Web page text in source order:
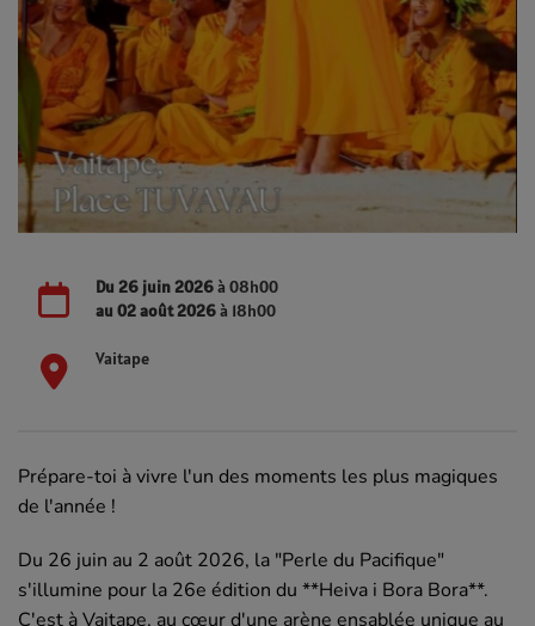
Du 26 juin 2026à 08h00
au 02 août 2026à 18h00
Vaitape
Prépare-toi à vivre l'un des moments les plus magiques
de l'année !
Du 26 juin au 2 août 2026, la "Perle du Pacifique"
s'illumine pour la 26e édition du **Heiva i Bora Bora**.
C'est à Vaitape, au cœur d'une arène ensablée unique au